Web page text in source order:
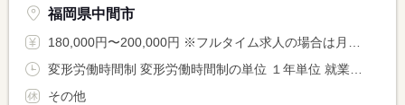
福岡県中間市
180,000円〜200,000円 ※フルタイム求人の場合は月額（換算額）、パート求人の場合は時間額を表示しています。
その他